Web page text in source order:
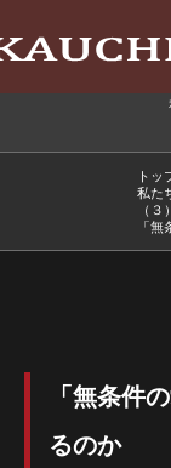
トッ
私た
（
「
「無条件
るのか